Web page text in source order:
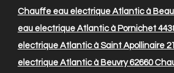
Chauffe eau electrique Atlantic à
eau electrique Atlantic à Pornichet
electrique Atlantic à Saint Apollinaire
electrique Atlantic à Beuvry 62660